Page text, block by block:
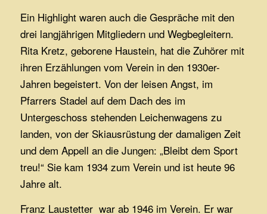
Ein Highlight waren auch die Gespräche mit den
drei langjährigen Mitgliedern und Wegbegleitern.
Rita Kretz, geborene Haustein, hat die Zuhörer mit
ihren Erzählungen vom Verein in den 1930er-
Jahren begeistert. Von der leisen Angst, im
Pfarrers Stadel auf dem Dach des im
Untergeschoss stehenden Leichenwagens zu
landen, von der Skiausrüstung der damaligen Zeit
und dem Appell an die Jungen: „Bleibt dem Sport
treu!“ Sie kam 1934 zum Verein und ist heute 96
Jahre alt.
Franz Laustetter war ab 1946 im Verein. Er war